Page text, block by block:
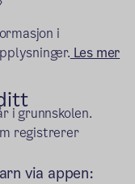
i
Les mer
i grunnskolen.
registrerer
via appen: